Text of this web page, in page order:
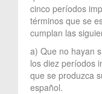
cinco períodos
términos que se
cumplan las
a) Que no hayan
los diez períodos
que se produzca
español.